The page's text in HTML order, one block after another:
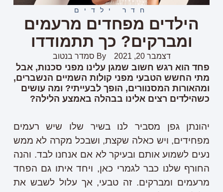
חדר ילדים
הילדים מפחדים מרעמים
ומברקים? כך תתמודדו
דצמבר 20, 2021 By סמדר בנטוב
פחד הוא רגש חשוב שמגן עלינו מפני סכנות, אבל
מתי החשש הטבעי מפני קולות השמיים הנשברים,
ומהאורות המסנוורים, הופך לבעייתי? ומה עושים
כשהילדים רצים אלינו בבהלה באמצע הלילה?
יהונתן גפן מסביר לנו בשיר שלו שיש רעמים
מפחידים, ויש כאלה שקצת, ושבכל מקרה לא ממש
נעים לשמוע אותם ובעיקר לא אם אנחנו לבד. והנה
החורף שלנו כבר לגמרי כאן, ויחד איתו גם הפחד
מרעמים ומברקים. זה טבעי, אך עלול לשבש את